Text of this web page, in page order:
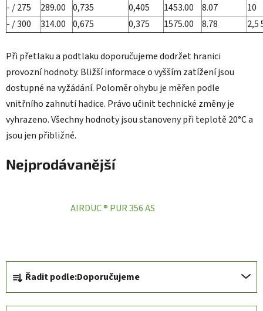
- / 275
289.00 0,735 0,405 1453.00 8.07
10
- / 300
314.00 0,675 0,375 1575.00 8.78 2,5
Při přetlaku a podtlaku doporučujeme dodržet hranici
provozní hodnoty. Bližší informace o vyšším zatížení jsou
dostupné na vyžádání. Poloměr ohybu je měřen podle
vnitřního zahnutí hadice. Právo učinit technické změny je
vyhrazeno. Všechny hodnoty jsou stanoveny při teplotě 20°C a
jsou jen přibližné.
Nejprodávanější
AIRDUC ® PUR 356 AS
Ř
a
z
Řadit podle:Doporučujeme